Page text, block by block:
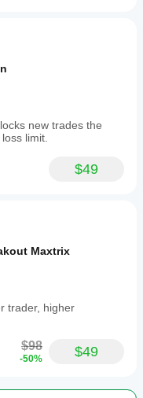
new trades the
limit.
$49
Maxtrix
trader, higher
$98
-50% $49